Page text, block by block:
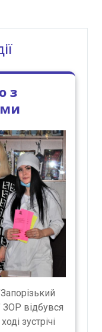
з
відбувся
зустрічі